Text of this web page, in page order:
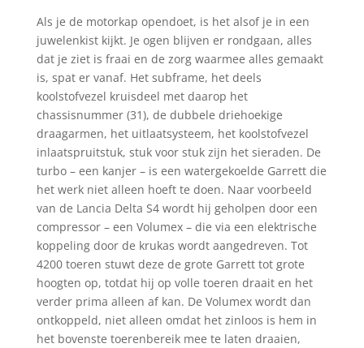
Als je de motorkap opendoet, is het alsof je in een
juwelenkist kijkt. Je ogen blijven er rondgaan, alles
dat je ziet is fraai en de zorg waarmee alles gemaakt
is, spat er vanaf. Het subframe, het deels
koolstofvezel kruisdeel met daarop het
chassisnummer (31), de dubbele driehoekige
draagarmen, het uitlaatsysteem, het koolstofvezel
inlaatspruitstuk, stuk voor stuk zijn het sieraden. De
turbo – een kanjer – is een watergekoelde Garrett die
het werk niet alleen hoeft te doen. Naar voorbeeld
van de Lancia Delta S4 wordt hij geholpen door een
compressor – een Volumex – die via een elektrische
koppeling door de krukas wordt aangedreven. Tot
4200 toeren stuwt deze de grote Garrett tot grote
hoogten op, totdat hij op volle toeren draait en het
verder prima alleen af kan. De Volumex wordt dan
ontkoppeld, niet alleen omdat het zinloos is hem in
het bovenste toerenbereik mee te laten draaien,